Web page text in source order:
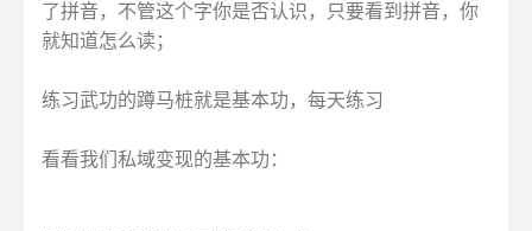
了拼音，不管这个字你是否认识，只要看到拼音，你
就知道怎么读；
练习武功的蹲马桩就是基本功，每天练习
看看我们私域变现的基本功：